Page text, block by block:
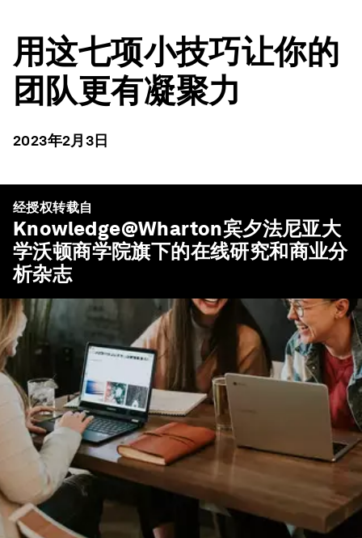
用这七项小技巧让你的
团队更有凝聚力
2023年2月3日
经授权转载自
Knowledge@Wharton宾夕法尼亚大
学沃顿商学院旗下的在线研究和商业分
析杂志